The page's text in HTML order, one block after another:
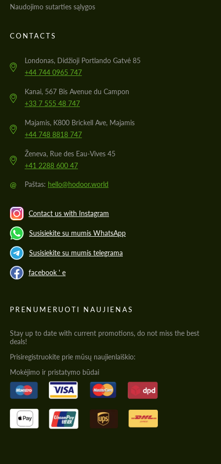
Naudojimo sutarties sąlygos
CONTACTS
Londonas, Didžioji Portlando Gatvė 85
+44 744 0965 747
Kanai, 567 Bis Avenue du Campon
+33 7 555 48 747
Majamis, K800 Brickell Ave, Majamis
+44 748 8818 747
Ženeva, Rue des Eau-Vives 45
+41 2288 600 47
@ Paštas: hello@hodoor.world
Contact us with Instagram
Susisiekite su mumis WhatsApp
Susisiekite su mumis telegrama
facebook ' e
PRENUMERUOTI NAUJIENAS
Stay up to date with current promotions, do not miss the best
deals!
Prisiregistruokite prie mūsų naujienlaiškio:
Mokėjimo ir pristatymo būdai